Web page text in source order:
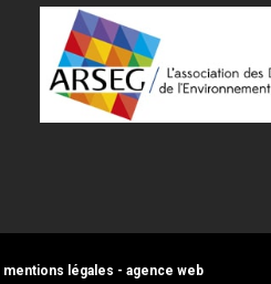
mentions légales - agence web